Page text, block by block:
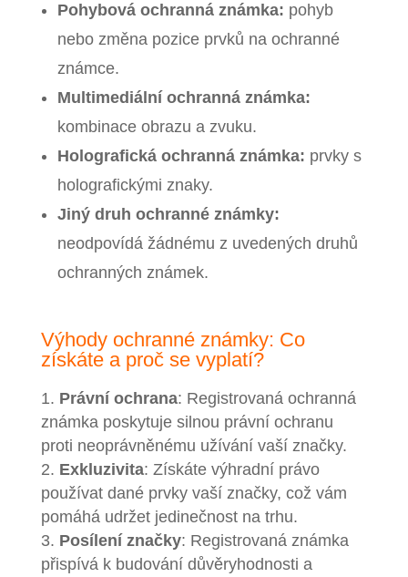
Pohybová ochranná známka: pohyb
nebo změna pozice prvků na ochranné
známce.
Multimediální ochranná známka:
kombinace obrazu a zvuku.
Holografická ochranná známka: prvky s
holografickými znaky.
Jiný druh ochranné známky:
neodpovídá žádnému z uvedených druhů
ochranných známek.
Výhody ochranné známky: Co
získáte a proč se vyplatí?
Právní ochrana: Registrovaná ochranná
známka poskytuje silnou právní ochranu
proti neoprávněnému užívání vaší značky.
Exkluzivita: Získáte výhradní právo
používat dané prvky vaší značky, což vám
pomáhá udržet jedinečnost na trhu.
Posílení značky: Registrovaná známka
přispívá k budování důvěryhodnosti a